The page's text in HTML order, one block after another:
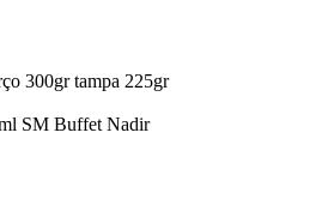
300gr tampa 225gr
SM Buffet Nadir